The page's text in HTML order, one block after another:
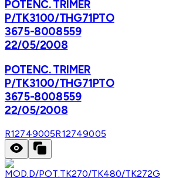
POTENC. TRIMER
P/TK3100/THG71PTO
3675-8008559
22/05/2008
POTENC. TRIMER
P/TK3100/THG71PTO
3675-8008559
22/05/2008
R12749005R12749005